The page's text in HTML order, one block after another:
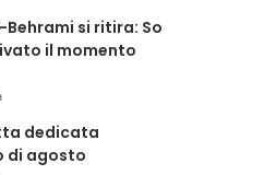
Behrami si ritira: So
il momento
dedicata
di agosto